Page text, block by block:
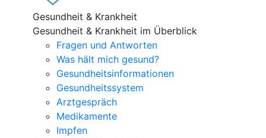
Gesundheit & Krankheit
Gesundheit & Krankheit im Überblick
Fragen und Antworten
Was hält mich gesund?
Gesundheitsinformationen
Gesundheitssystem
Arztgespräch
Medikamente
Impfen